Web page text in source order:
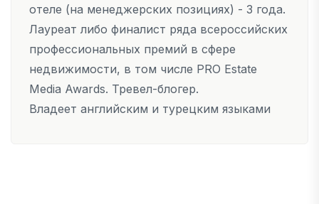
отеле (на менеджерских позициях) - 3 года.
Лауреат либо финалист ряда всероссийских
профессиональных премий в сфере
недвижимости, в том числе PRO Estate
Media Awards. Тревел-блогер.
Владеет английским и турецким языками